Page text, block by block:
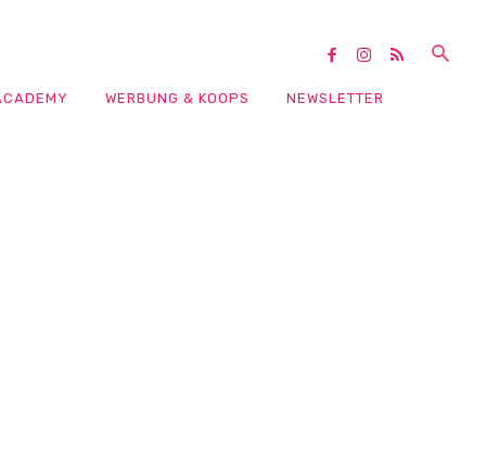
WERBUNG & KOOPS NEWSLETTER